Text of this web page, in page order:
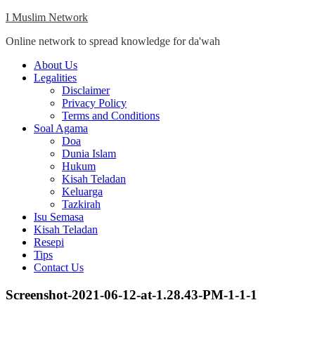
Skip
content
I Muslim Network
Online network to spread knowledge for da'wah
Close
Menu
About Us
Legalities
Disclaimer
Privacy Policy
Terms and Conditions
Soal Agama
Doa
Dunia Islam
Hukum
Kisah Teladan
Keluarga
Tazkirah
Isu Semasa
Kisah Teladan
Resepi
Tips
Contact Us
Screenshot-2021-06-12-at-1.28.43-PM-1-1-1